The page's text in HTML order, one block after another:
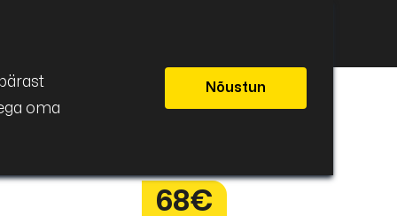
68€
oma
Nõustun